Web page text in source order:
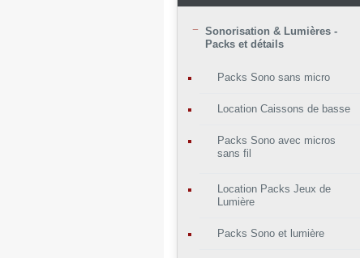
Sonorisation & Lumières -
Packs et détails
Packs Sono sans micro
Location Caissons de basse
Packs Sono avec micros
sans fil
Location Packs Jeux de
Lumière
Packs Sono et lumière